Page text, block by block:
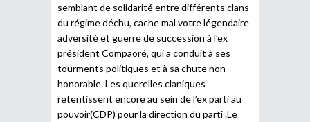
semblant de solidarité entre différents clans
du régime déchu, cache mal votre légendaire
adversité et guerre de succession à l’ex
président Compaoré, qui a conduit à ses
tourments politiques et à sa chute non
honorable. Les querelles claniques
retentissent encore au sein de l’ex parti au
pouvoir(CDP) pour la direction du parti .Le